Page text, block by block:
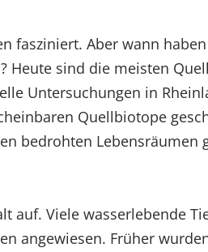
fasziniert. Aber wann
Heute sind die meisten
Untersuchungen in
Quellbiotope
bedrohten Lebensräumen
auf. Viele wasserlebende
angewiesen. Früher